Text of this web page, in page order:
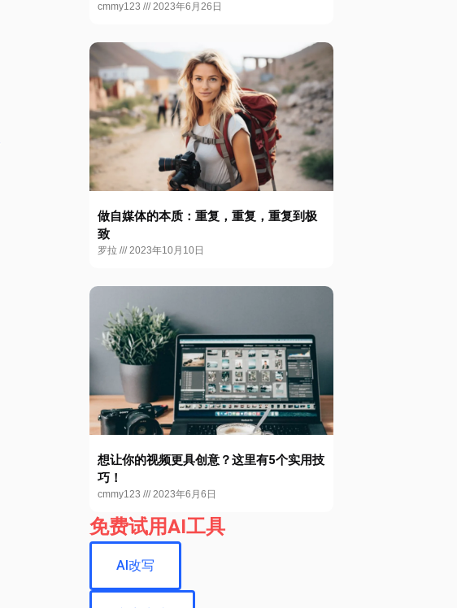
cmmy123 2023年6月26日
做自媒体的本质：重复，重复，重复到极
致
罗拉 2023年10月10日
想让你的视频更具创意？这里有5个实用技
巧！
cmmy123 2023年6月6日
免费试用AI工具
AI改写